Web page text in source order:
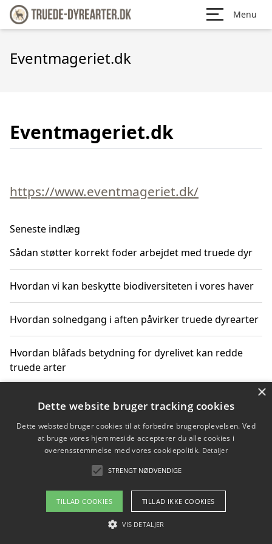
Menu
Eventmageriet.dk
Eventmageriet.dk
https://www.eventmageriet.dk/
Seneste indlæg
Sådan støtter korrekt foder arbejdet med truede dyr
Hvordan vi kan beskytte biodiversiteten i vores haver
Hvordan solnedgang i aften påvirker truede dyrearter
Hvordan blåfads betydning for dyrelivet kan redde
truede arter
Hvordan kan gaver til unge voksne støtte bevarelsen
Copyright 2026 - Pilanto Aps
Om / kontakt
Blog Betingelser
×
Dette website bruger tracking cookies
Dette websted bruger cookies til at forbedre brugeroplevelsen. Ved
at bruge vores hjemmeside accepterer du alle cookies i
overensstemmelse med vores cookiepolitik. Detaljer
STRENGT NØDVENDIGE
TILLAD COOKIES TILLAD IKKE COOKIES
VIS DETALJER